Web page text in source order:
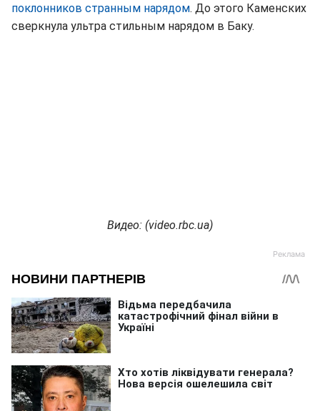
поклонников странным нарядом. До этого Каменских
сверкнула ультра стильным нарядом в Баку.
Видео: (video.rbc.ua)